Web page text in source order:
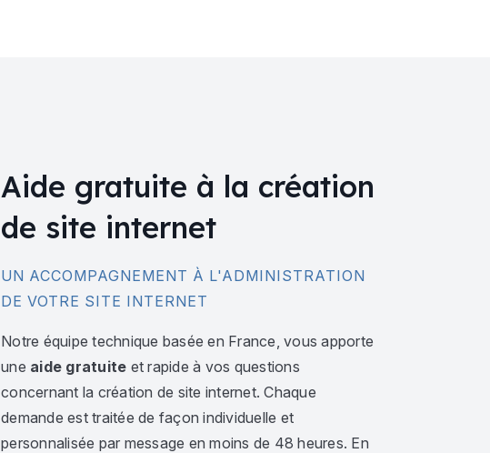
Aide gratuite à la création
de site internet
UN ACCOMPAGNEMENT À L'ADMINISTRATION
DE VOTRE SITE INTERNET
Notre équipe technique basée en France, vous apporte
une aide gratuite et rapide à vos questions
concernant la création de site internet. Chaque
demande est traitée de façon individuelle et
personnalisée par message en moins de 48 heures. En